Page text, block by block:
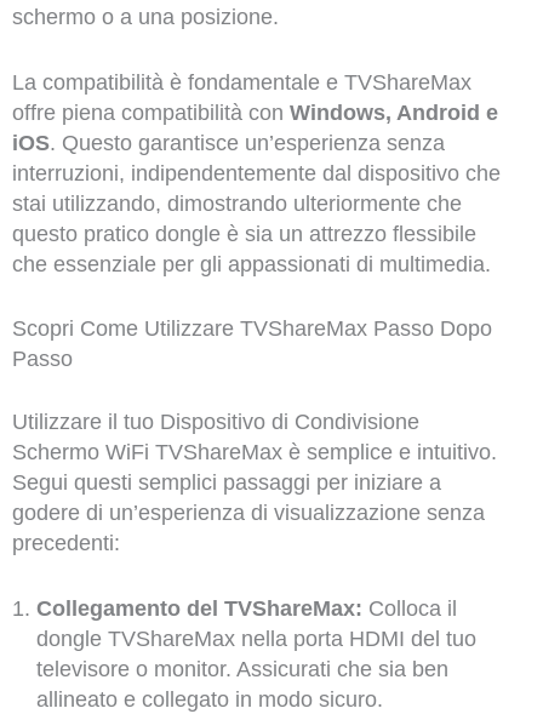
schermo o a una posizione.
La compatibilità è fondamentale e TVShareMax
offre piena compatibilità con Windows, Android e
iOS. Questo garantisce un’esperienza senza
interruzioni, indipendentemente dal dispositivo che
stai utilizzando, dimostrando ulteriormente che
questo pratico dongle è sia un attrezzo flessibile
che essenziale per gli appassionati di multimedia.
Scopri Come Utilizzare TVShareMax Passo Dopo
Passo
Utilizzare il tuo Dispositivo di Condivisione
Schermo WiFi TVShareMax è semplice e intuitivo.
Segui questi semplici passaggi per iniziare a
godere di un’esperienza di visualizzazione senza
precedenti:
Collegamento del TVShareMax: Colloca il
dongle TVShareMax nella porta HDMI del tuo
televisore o monitor. Assicurati che sia ben
allineato e collegato in modo sicuro.